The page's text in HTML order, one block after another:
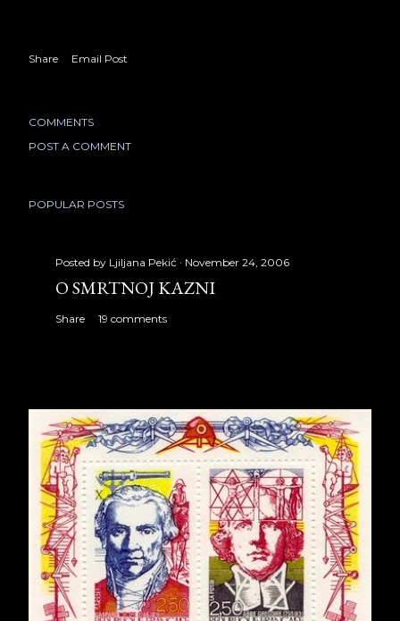
Share Email Post
COMMENTS
POST A COMMENT
POPULAR POSTS
Posted by Ljiljana Pekić November 24, 2006
O SMRTNOJ KAZNI
Share 19 comments